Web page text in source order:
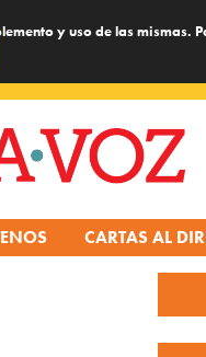
y uso de las mismas.
CARTAS AL